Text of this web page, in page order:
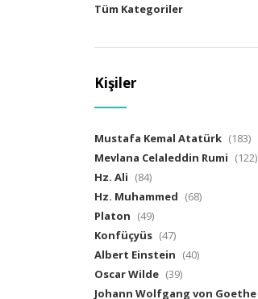
Tüm Kategoriler
Kişiler
Mustafa Kemal Atatürk (183)
Mevlana Celaleddin Rumi (122)
Hz. Ali (84)
Hz. Muhammed (68)
Platon (49)
Konfüçyüs (47)
Albert Einstein (40)
Oscar Wilde (39)
Johann Wolfgang von Goethe